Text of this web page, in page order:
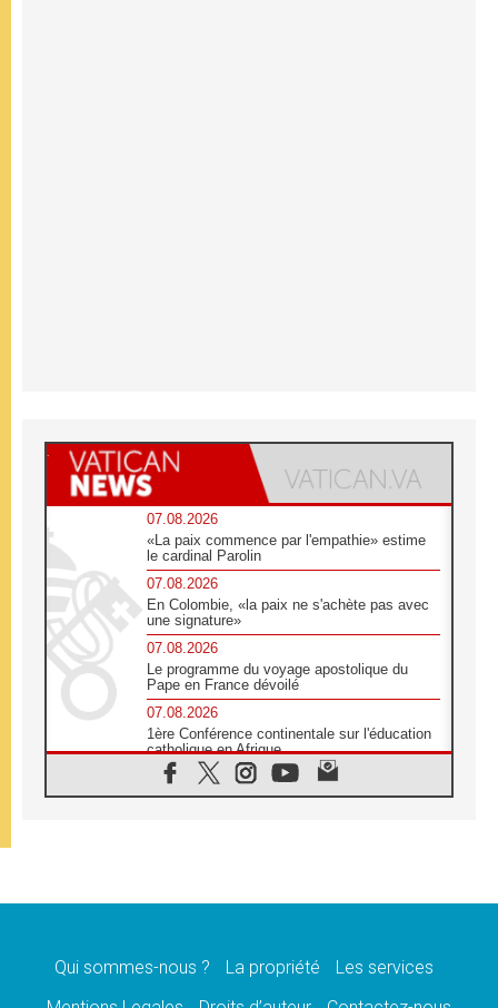
07.08.2026
«La paix commence par l'empathie» estime
le cardinal Parolin
07.08.2026
En Colombie, «la paix ne s'achète pas avec
une signature»
07.08.2026
Le programme du voyage apostolique du
Pape en France dévoilé
07.08.2026
1ère Conférence continentale sur l'éducation
catholique en Afrique
07.08.2026
Un logo symbolique pour la venue du Pape
07.08.2026
Qui sommes-nous ? La propriété
Les services